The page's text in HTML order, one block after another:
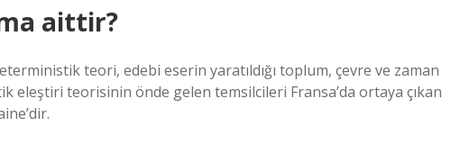
aittir?
teori, edebi eserin yaratıldığı toplum, çevre ve zaman
teorisinin önde gelen temsilcileri Fransa’da ortaya çıkan